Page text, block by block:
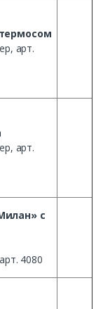
термосом
, арт.
, арт.
» с
4080